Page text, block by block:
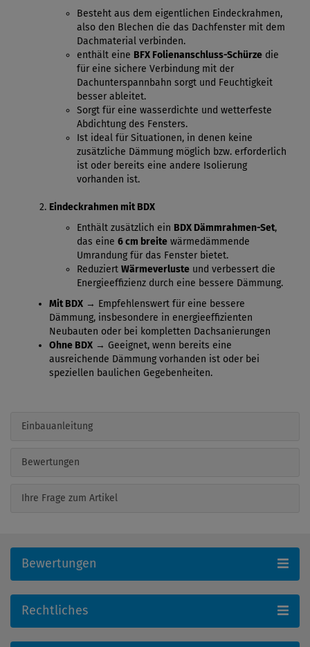
Besteht aus dem eigentlichen Eindeckrahmen,
also den Blechen die das Dachfenster mit dem
Dachmaterial verbinden.
enthält eine BFX Folienanschluss-Schürze die
für eine sichere Verbindung mit der
Dachunterspannbahn sorgt und Feuchtigkeit
besser ableitet.
Sorgt für eine wasserdichte und wetterfeste
Abdichtung des Fensters.
Ist ideal für Situationen, in denen keine
zusätzliche Dämmung möglich bzw. erforderlich
ist oder bereits eine andere Isolierung
vorhanden ist.
Eindeckrahmen mit BDX
Enthält zusätzlich ein BDX Dämmrahmen-Set,
das eine 6 cm breite wärmedämmende
Umrandung für das Fenster bietet.
Reduziert Wärmeverluste und verbessert die
Energieeffizienz durch eine bessere Dämmung.
Mit BDX → Empfehlenswert für eine bessere
Dämmung, insbesondere in energieeffizienten
Neubauten oder bei kompletten Dachsanierungen
Ohne BDX → Geeignet, wenn bereits eine
ausreichende Dämmung vorhanden ist oder bei
speziellen baulichen Gegebenheiten.
Einbauanleitung
Bewertungen
Ihre Frage zum Artikel
Bewertungen
Rechtliches